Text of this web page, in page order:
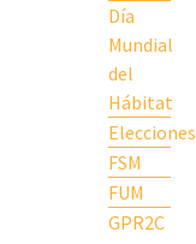
Día
Mundial
del
Hábitat
Elecciones
FSM
FUM
GPR2C